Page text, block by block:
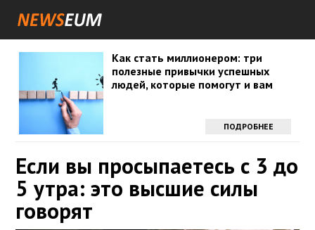
Как стать миллионером: три
полезные привычки успешных
людей, которые помогут и вам
ПОДРОБНЕЕ
Если вы просыпаетесь с 3 до
5 утра: это высшие силы
говорят